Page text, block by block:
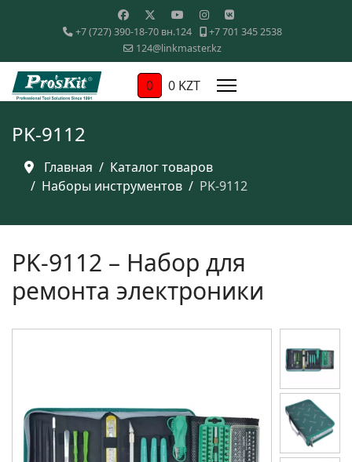
+7 (727) 390-18-70 вн.124
+7 701 345 2538
124@linkmaster.kz
0 0 KZT
PK-9112
Главная
Каталог товаров
Наборы инструментов
PK-9112
PK-9112 – Набор для
ремонта электроники